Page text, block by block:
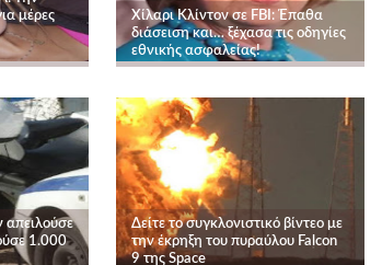
μέρες
Χίλαρι Κλίντον σε FBI: Έπαθα
διάσειση και… ξέχασα τις οδηγίες
εθνικής ασφαλείας!
απειλούσε
1.000
Δείτε το συγκλονιστικό βίντεο με
την έκρηξη του πυραύλου Falcon
9 της Space